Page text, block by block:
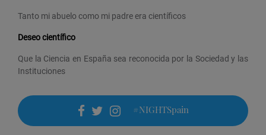
Tanto mi abuelo como mi padre era científicos
Deseo científico
Que la Ciencia en España sea reconocida por la Sociedad y las
Instituciones
facebook
twitter
instagram
#NIGHTSpain